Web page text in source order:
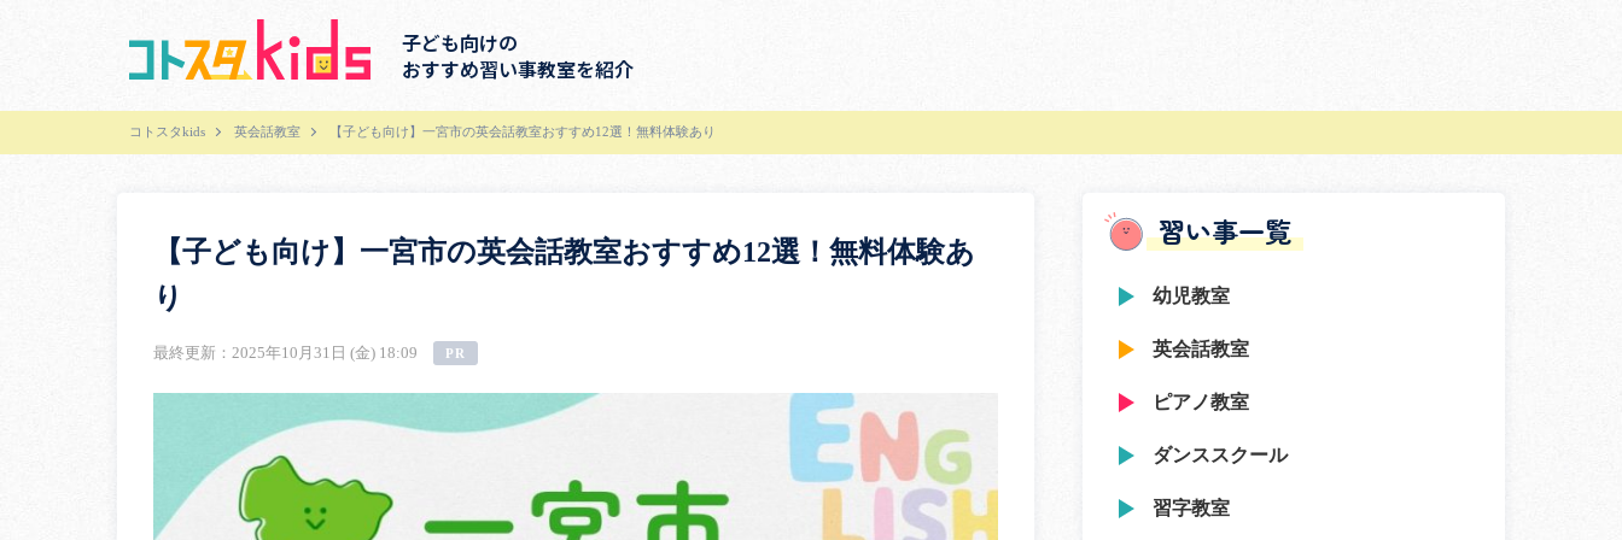
子ども向けの
おすすめ習い事教室を紹介
コトスタkids 英会話教室 【子ども向け】一宮市の英会話教室おすすめ12選！無料体験あり
【子ども向け】一宮市の英会話教室おすすめ12選！無料体験あ
り
最終更新：2025年10月31日 (金) 18:09 PR
習い事一覧
幼児教室
英会話教室
ピアノ教室
ダンススクール
習字教室